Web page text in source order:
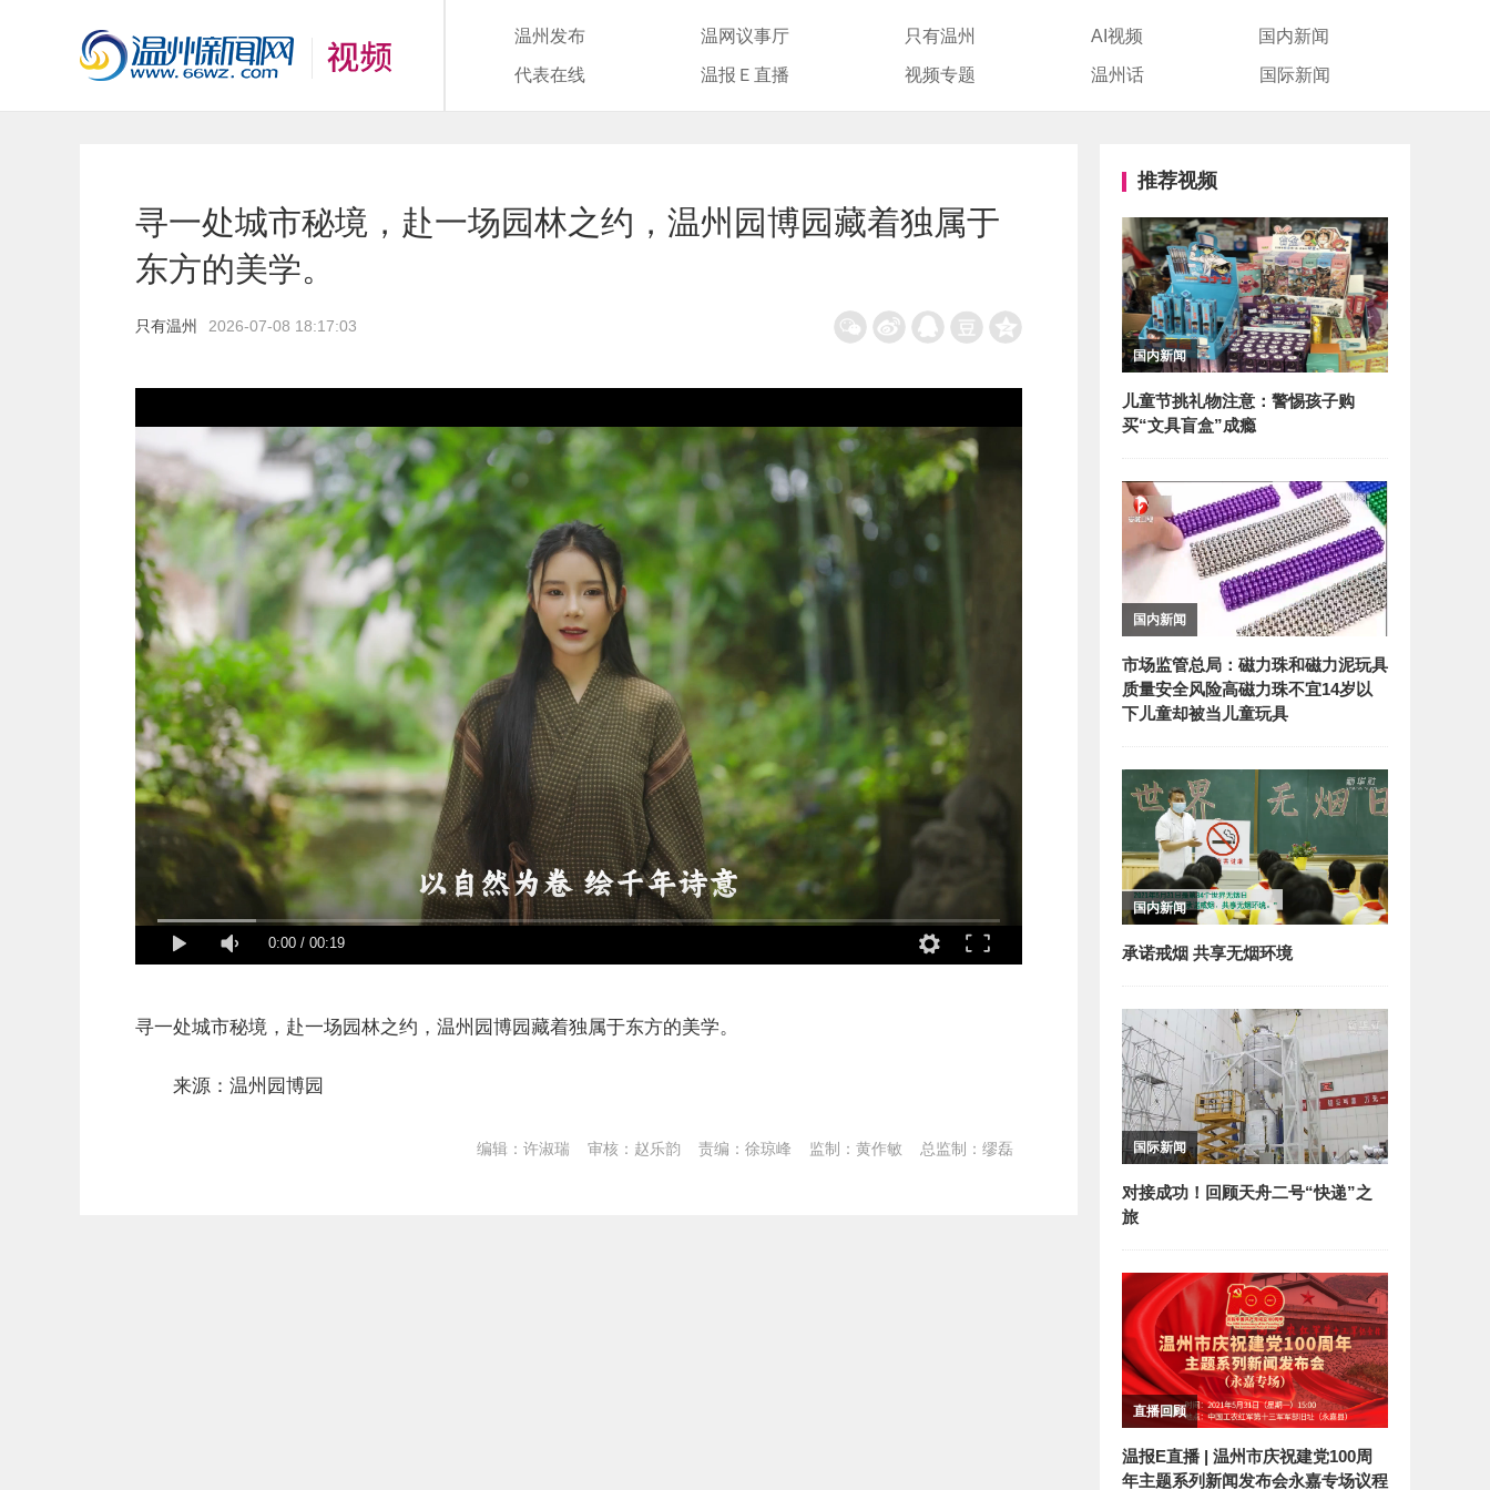
温州发布 温网议事厅 只有温州 AI视频 国内新闻
代表在线 温报Ｅ直播 视频专题 温州话 国际新闻
寻一处城市秘境，赴一场园林之约，温州园博园藏着独属于
东方的美学。
只有温州 2026-07-08 18:17:03
0:00 / 00:19
寻一处城市秘境，赴一场园林之约，温州园博园藏着独属于东方的美学。
来源：温州园博园
编辑：许淑瑞 审核：赵乐韵 责编：徐琼峰 监制：黄作敏 总监制：缪磊
推荐视频
国内新闻
儿童节挑礼物注意：警惕孩子购
买“文具盲盒”成瘾
国内新闻
市场监管总局：磁力珠和磁力泥玩具
质量安全风险高磁力珠不宜14岁以
下儿童却被当儿童玩具
国内新闻
承诺戒烟 共享无烟环境
国际新闻
对接成功！回顾天舟二号“快递”之
旅
直播回顾
温报E直播 | 温州市庆祝建党100周
年主题系列新闻发布会永嘉专场议程